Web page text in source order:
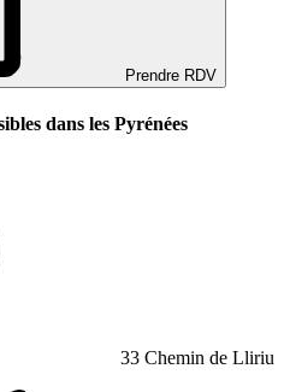
Prendre RDV
dans les Pyrénées
33 Chemin de Lliriu